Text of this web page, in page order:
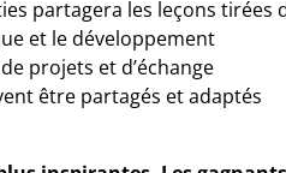
partagera les leçons tirées
et le développement
projets et d’échange
être partagés et adaptés